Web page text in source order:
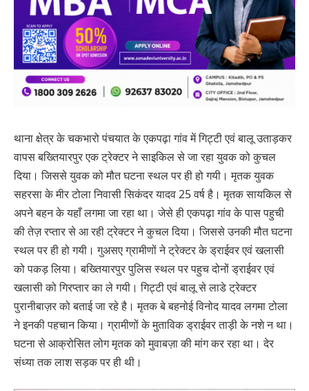
थाना क्षेत्र के चकभारो पंचयात के एकपढ़ा गांव में गिट्टी एवं बालू उताड़कर
वापस बख्तियारपुर एक ट्रेक्टर ने साइकिल से जा रहा युवक को कुचल
दिया। जिससे युवक को मौत घटना स्थल पर ही हो गयी। मृतक युवक
सहरसा के मीर टोला निवासी सिकंदर यादव 25 वर्ष है। मृतक सायकिल से
अपने बहन के यहाँ लगमा जा रहा था। जेसे ही एकपढ़ा गांव के पास पहुची
की तेज़ रप्तार से आ रही ट्रेक्टर ने कुचल दिया। जिससे उनकी मौत घटना
स्थल पर ही हो गयी। गुअसए ग्रामीणों ने ट्रेक्टर के ड्राईवर एवं खलासी
को पकड़ लिया। बख्तियारपुर पुलिस स्थल पर पहुच दोनों ड्राईवर एवं
खलासी को गिरप्तार का ले गयी। गिट्टी एवं बालू से लाडे ट्रेक्टर
पुरानीबाज़र को बताई जा रहे है। मृतक बे बहनोई विनोद यादव लगमा टोला
ने इनकी पहचान किया। ग्रामीणों के मुताविक ड्राईवर ताड़ी के नशे न था।
घटना से आक्रोसित लोग मृतक को मुवाबज़ा की मांग कर रहा था। देर
संध्या तक लाश सड़क पर ही थी।